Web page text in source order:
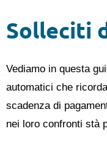
Solleciti
Vediamo in questa
automatici che
scadenza di
nei loro confronti stà